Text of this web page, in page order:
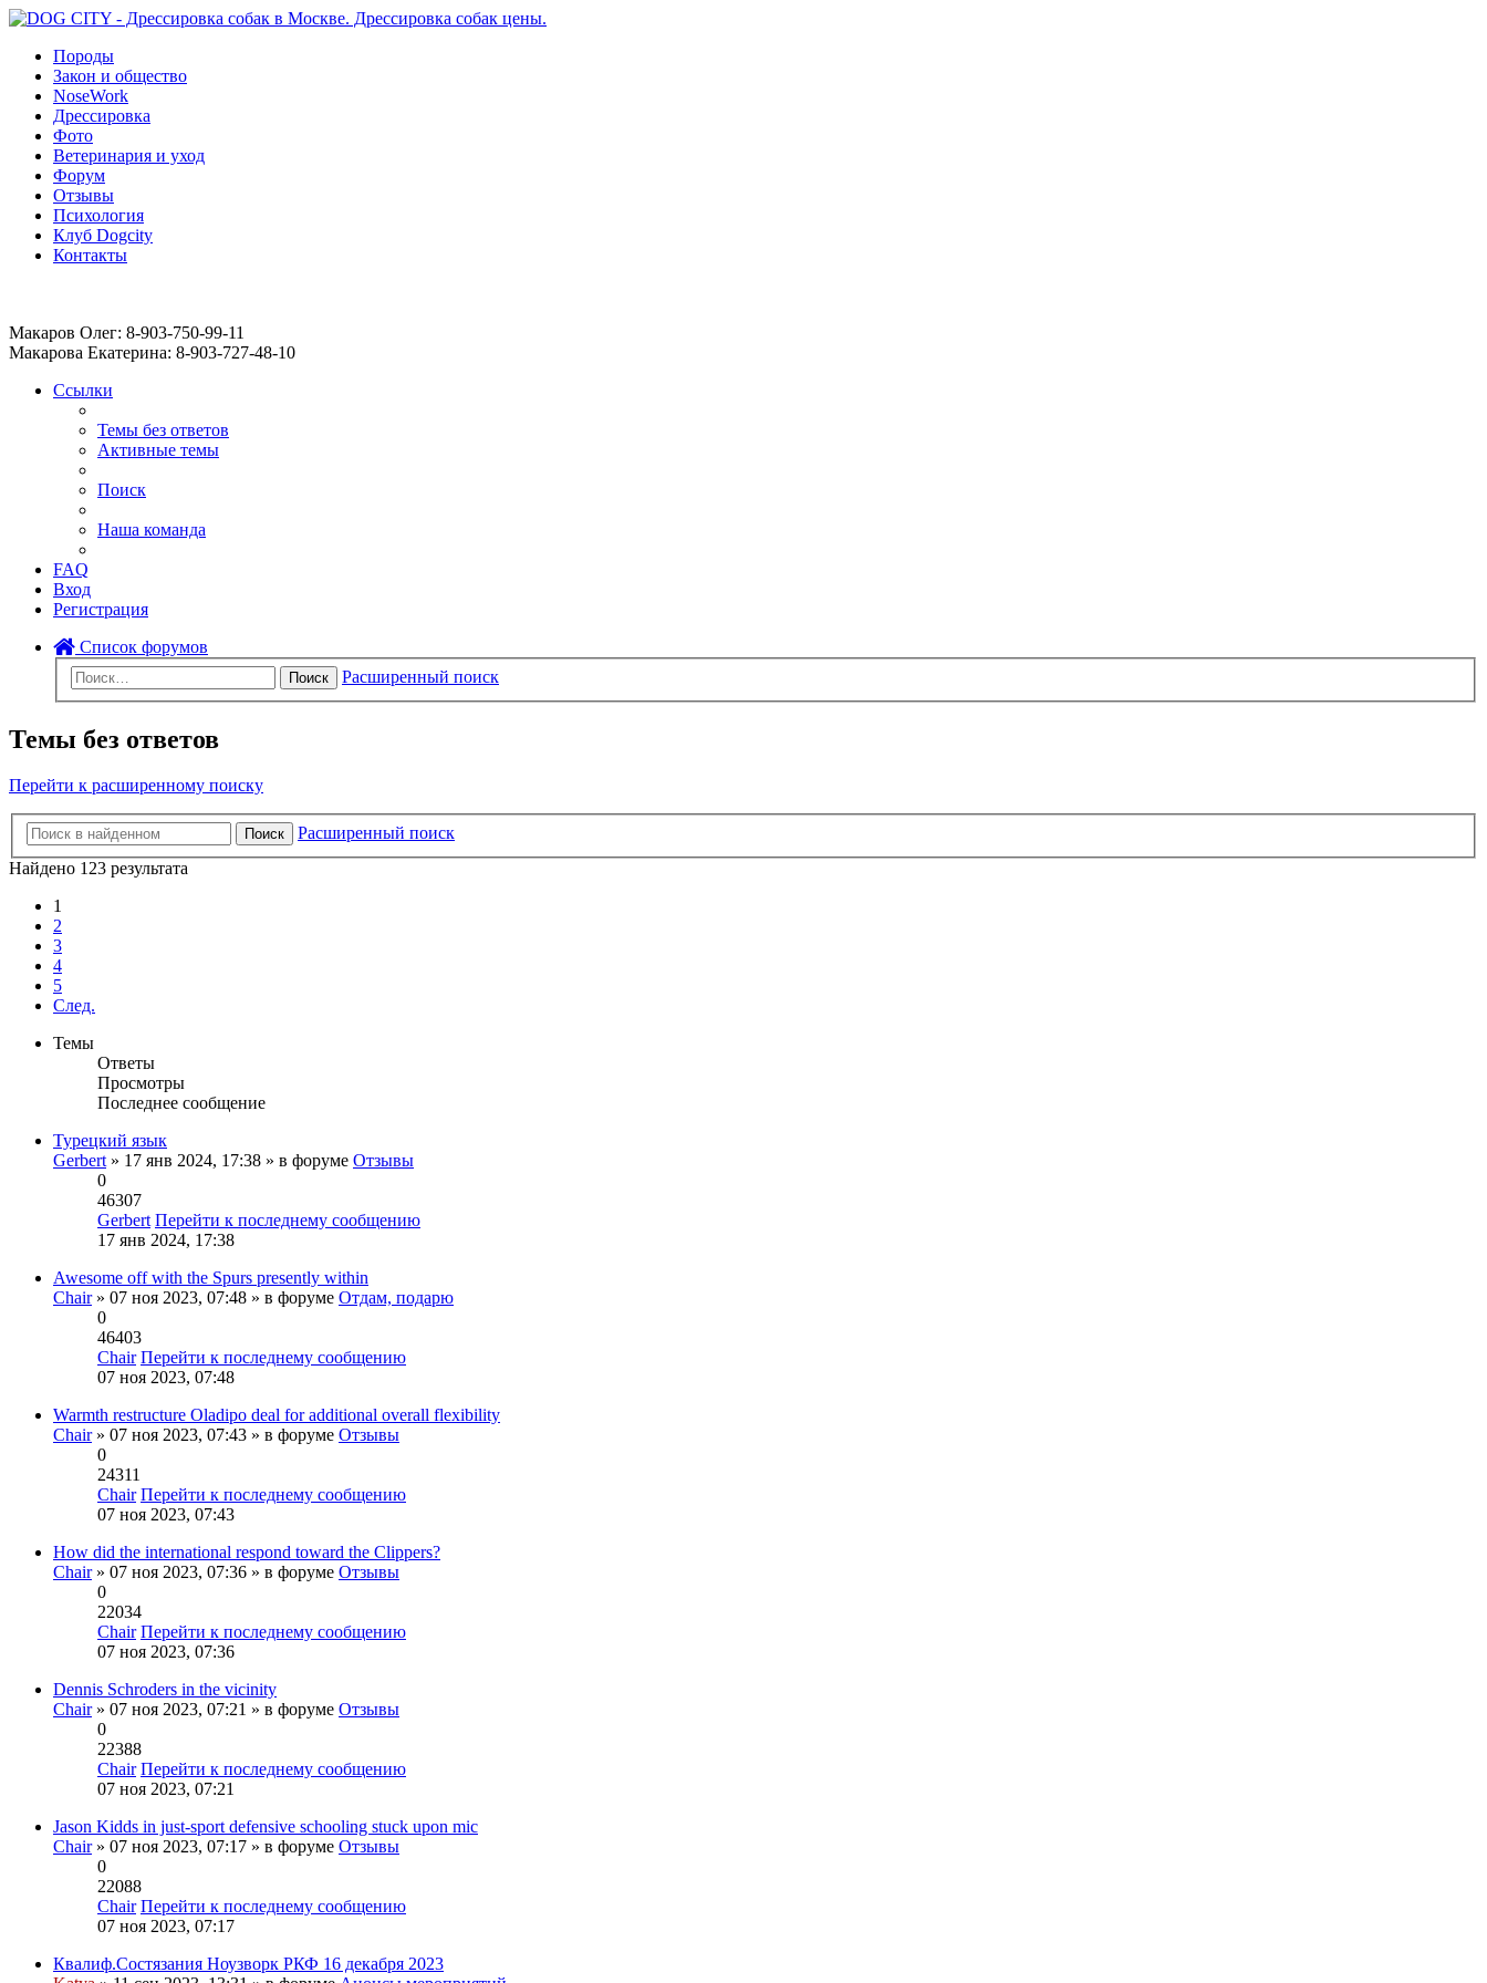
Породы
Закон и общество
NoseWork
Дрессировка
Фото
Ветеринария и уход
Форум
Отзывы
Психология
Клуб Dogcity
Контакты
Макаров Олег: 8-903-750-99-11
Макарова Екатерина: 8-903-727-48-10
Ссылки
Темы без ответов
Активные темы
Поиск
Наша команда
FAQ
Вход
Регистрация
Список форумов
Поиск Расширенный поиск
Темы без ответов
Перейти к расширенному поиску
Поиск
Расширенный поиск
Найдено 123 результата
1
2
3
4
5
След.
Темы
Ответы
Просмотры
Последнее сообщение
Турецкий язык
Gerbert » 17 янв 2024, 17:38 » в форуме Отзывы
0
46307
Gerbert Перейти к последнему сообщению
17 янв 2024, 17:38
Awesome off with the Spurs presently within
Chair» 07 ноя 2023, 07:48 » в форуме Отдам, подарю
0
46403
Chair Перейти к последнему сообщению
07 ноя 2023, 07:48
Warmth restructure Oladipo deal for additional overall flexibility
Chair» 07 ноя 2023, 07:43 » в форуме Отзывы
0
24311
Chair Перейти к последнему сообщению
07 ноя 2023, 07:43
How did the international respond toward the Clippers?
Chair» 07 ноя 2023, 07:36 » в форуме Отзывы
0
22034
Chair Перейти к последнему сообщению
07 ноя 2023, 07:36
Dennis Schroders in the vicinity
Chair» 07 ноя 2023, 07:21 » в форуме Отзывы
0
22388
Chair Перейти к последнему сообщению
07 ноя 2023, 07:21
Jason Kidds in just-sport defensive schooling stuck upon mic
Chair» 07 ноя 2023, 07:17 » в форуме Отзывы
0
22088
Chair Перейти к последнему сообщению
07 ноя 2023, 07:17
Квалиф.Состязания Ноузворк РКФ 16 декабря 2023